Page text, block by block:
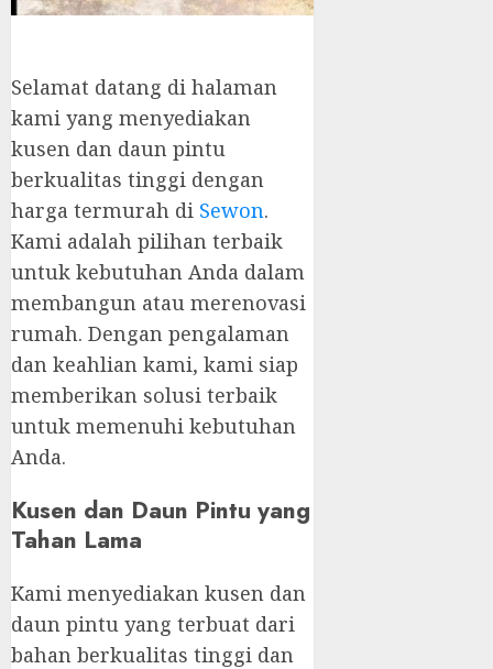
Selamat datang di halaman
kami yang menyediakan
kusen dan daun pintu
berkualitas tinggi dengan
harga termurah di Sewon.
Kami adalah pilihan terbaik
untuk kebutuhan Anda dalam
membangun atau merenovasi
rumah. Dengan pengalaman
dan keahlian kami, kami siap
memberikan solusi terbaik
untuk memenuhi kebutuhan
Anda.
Kusen dan Daun Pintu yang
Tahan Lama
Kami menyediakan kusen dan
daun pintu yang terbuat dari
bahan berkualitas tinggi dan